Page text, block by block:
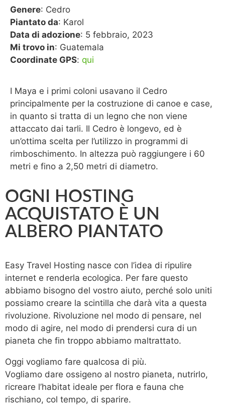
Genere: Cedro
Piantato da: Karol
Data di adozione: 5 febbraio, 2023
Mi trovo in: Guatemala
Coordinate GPS: qui
I Maya e i primi coloni usavano il Cedro
principalmente per la costruzione di canoe e case,
in quanto si tratta di un legno che non viene
attaccato dai tarli. Il Cedro è longevo, ed è
un’ottima scelta per l’utilizzo in programmi di
rimboschimento. In altezza può raggiungere i 60
metri e fino a 2,50 metri di diametro.
OGNI HOSTING
ACQUISTATO È UN
ALBERO PIANTATO
Easy Travel Hosting nasce con l’idea di ripulire
internet e renderla ecologica. Per fare questo
abbiamo bisogno del vostro aiuto, perché solo uniti
possiamo creare la scintilla che darà vita a questa
rivoluzione. Rivoluzione nel modo di pensare, nel
modo di agire, nel modo di prendersi cura di un
pianeta che fin troppo abbiamo maltrattato.
Oggi vogliamo fare qualcosa di più.
Vogliamo dare ossigeno al nostro pianeta, nutrirlo,
ricreare l’habitat ideale per flora e fauna che
rischiano, col tempo, di sparire.